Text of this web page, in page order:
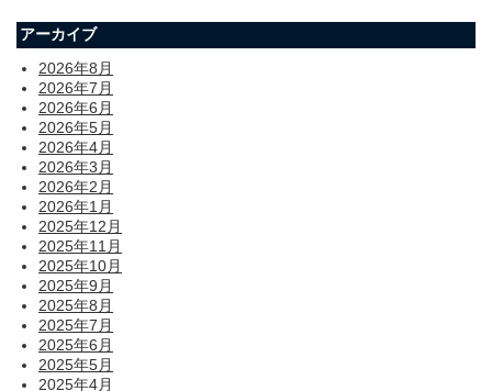
アーカイブ
2026年8月
2026年7月
2026年6月
2026年5月
2026年4月
2026年3月
2026年2月
2026年1月
2025年12月
2025年11月
2025年10月
2025年9月
2025年8月
2025年7月
2025年6月
2025年5月
2025年4月